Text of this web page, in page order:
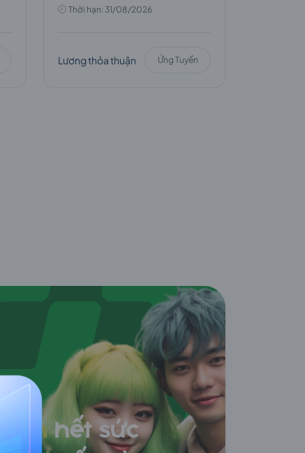
Thời hạn: 31/08/2026
Lương thỏa thuận Ứng Tuyển
hết sức